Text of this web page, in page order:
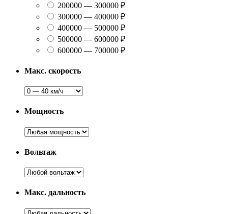
200000 — 300000 ₽
300000 — 400000 ₽
400000 — 500000 ₽
500000 — 600000 ₽
600000 — 700000 ₽
Макс. скорость
Мощность
Вольтаж
Макс. дальность